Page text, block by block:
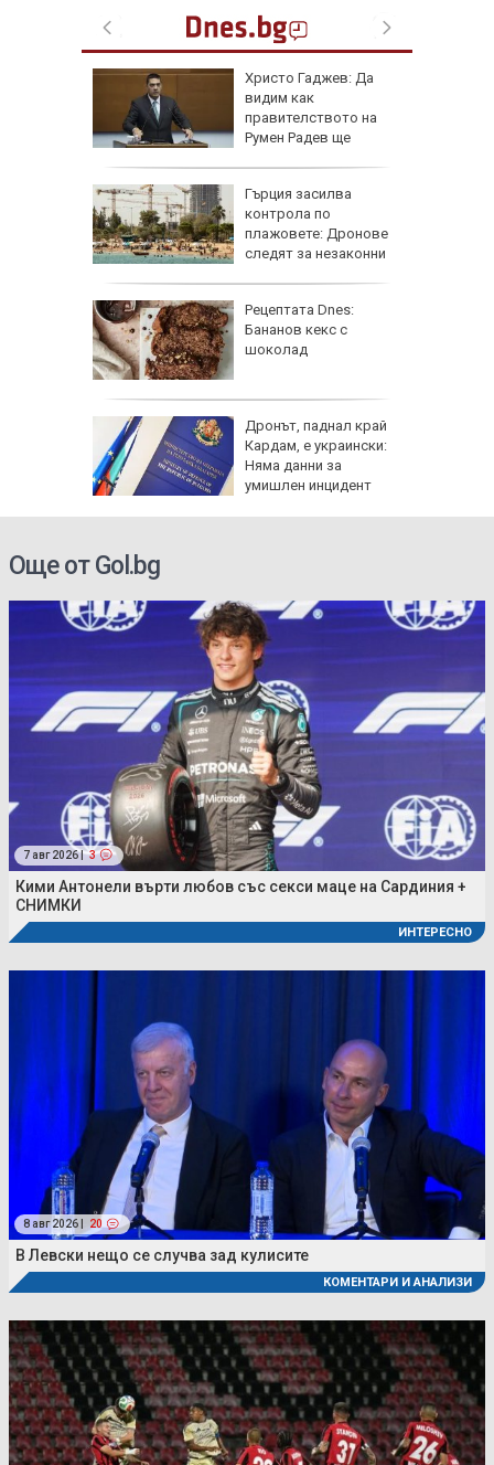
Христо Гаджев: Да
видим как
правителството на
Румен Радев ще
Гърция засилва
контрола по
плажовете: Дронове
следят за незаконни
Рецептата Dnes:
Бананов кекс с
шоколад
Дронът, паднал край
Кардам, е украински:
Няма данни за
умишлен инцидент
Още от Gol.bg
7 авг 2026 | 3
Кими Антонели върти любов със секси маце на Сардиния +
СНИМКИ
ИНТЕРЕСНО
8 авг 2026 | 20
В Левски нещо се случва зад кулисите
КОМЕНТАРИ И АНАЛИЗИ